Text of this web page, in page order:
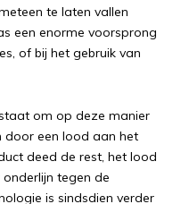
te laten vallen
een enorme voorsprong
of bij het gebruik van
om op deze manier
door een lood aan het
deed de rest, het lood
tegen de
is sindsdien verder